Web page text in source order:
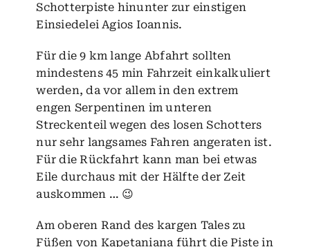
Schotterpiste hinunter zur einstigen
Einsiedelei Agios Ioannis.
Für die 9 km lange Abfahrt sollten
mindestens 45 min Fahrzeit einkalkuliert
werden, da vor allem in den extrem
engen Serpentinen im unteren
Streckenteil wegen des losen Schotters
nur sehr langsames Fahren angeraten ist.
Für die Rückfahrt kann man bei etwas
Eile durchaus mit der Hälfte der Zeit
auskommen … 😉
Am oberen Rand des kargen Tales zu
Füßen von Kapetaniana führt die Piste in